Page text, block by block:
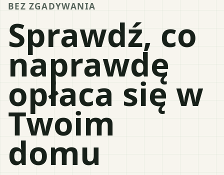
BEZ ZGADYWANIA
Sprawdź, co
naprawdę
opłaca się w
Twoim
domu